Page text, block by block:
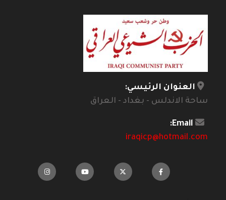
العنوان الرئيسي:
ساحة الاندلس - بغداد - العراق
Email:
iraqicp@hotmail.com